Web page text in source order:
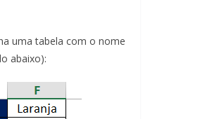
uma tabela com o nome
abaixo):